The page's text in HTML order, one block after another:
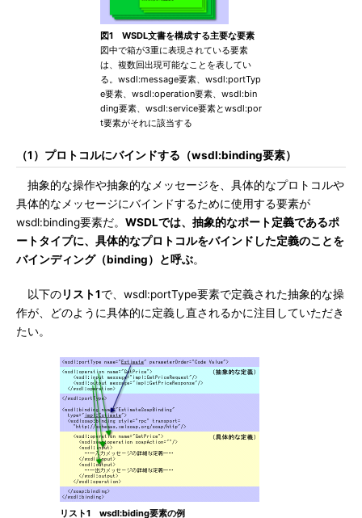
図1 WSDL文書を構成する主要な要素
図中で箱が3重に表現されている要素
は、複数回出現可能なことを表してい
る。wsdl:message要素、wsdl:portTyp
e要素、wsdl:operation要素、wsdl:bin
ding要素、wsdl:service要素とwsdl:por
t要素がそれに該当する
（1）プロトコルにバインドする（wsdl:binding要素）
抽象的な操作や抽象的なメッセージを、具体的なプロトコルや
具体的なメッセージにバインドするために使用する要素が
wsdl:binding要素だ。 WSDLでは、抽象的なポート定義であるポ
ートタイプに、具体的なプロトコルをバインドした定義のことを
バインディング（binding）と呼ぶ。
以下のリスト1で、wsdl:portType要素で定義された抽象的な操
作が、どのように具体的に定義し直されるかに注目していただき
たい。
リスト1 wsdl:biding要素の例